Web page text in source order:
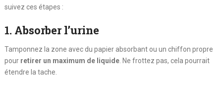
suivez ces étapes :
1. Absorber l’urine
Tamponnez la zone avec du papier absorbant ou un chiffon propre
pour retirer un maximum de liquide. Ne frottez pas, cela pourrait
étendre la tache.